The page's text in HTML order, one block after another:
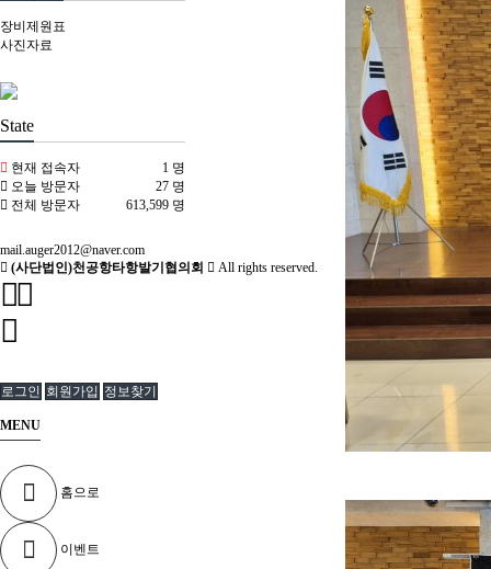
장비제원표
사진자료
State
현재 접속자
1 명
오늘 방문자
27 명
전체 방문자
613,599 명
mail.auger2012@naver.com
(사단법인)천공항타항발기협의회
All rights reserved.
로그인 회원가입 정보찾기
MENU
홈으로
이벤트